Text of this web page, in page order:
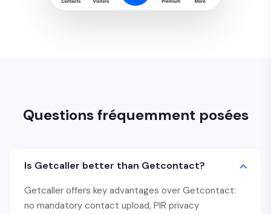
Questions fréquemment posées
Is Getcaller better than Getcontact?
Getcaller offers key advantages over Getcontact:
no mandatory contact upload, PIR privacy